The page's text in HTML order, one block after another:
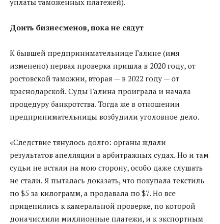
Доить бизнесменов, пока не сядут
К бывшей предпринимательнице Галине (имя
изменено) первая проверка пришла в 2020 году, от
ростовской таможни, вторая — в 2022 году — от
краснодарской. Суды Галина проиграла и начала
процедуру банкротства. Тогда же в отношении
предпринимательницы возбудили уголовное дело.
«Следствие тянулось долго: органы ждали
результатов апелляции в арбитражных судах. Но и там
судьи не встали на мою сторону, особо даже слушать
не стали. Я пыталась доказать, что покупала текстиль
по $5 за килограмм, а продавала по $7. Но все
прицепились к камеральной проверке, по которой
доначислили миллионные платежи, и к экспортным